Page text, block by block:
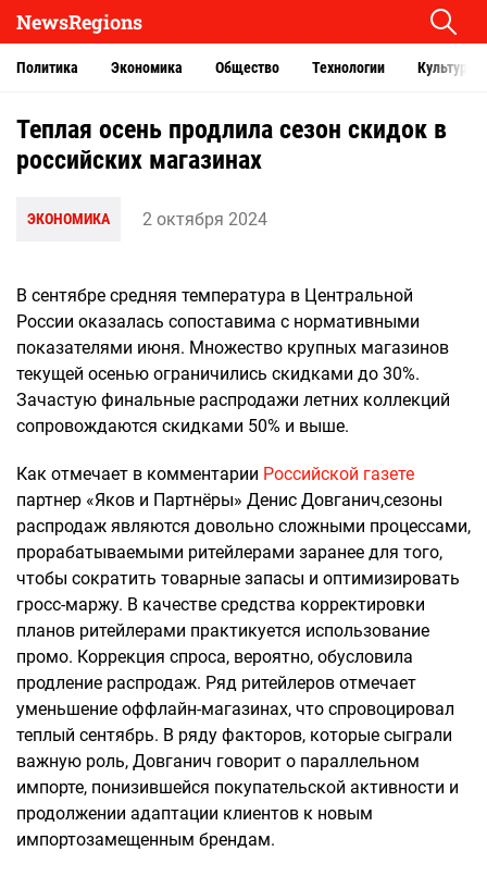
NewsRegions
Политика Экономика Общество Технологии Культура
Теплая осень продлила сезон скидок в
российских магазинах
ЭКОНОМИКА 2 октября 2024
В сентябре средняя температура в Центральной
России оказалась сопоставима с нормативными
показателями июня. Множество крупных магазинов
текущей осенью ограничились скидками до 30%.
Зачастую финальные распродажи летних коллекций
сопровождаются скидками 50% и выше.
Как отмечает в комментарии Российской газете
партнер «Яков и Партнёры» Денис Довганич,сезоны
распродаж являются довольно сложными процессами,
прорабатываемыми ритейлерами заранее для того,
чтобы сократить товарные запасы и оптимизировать
гросс-маржу. В качестве средства корректировки
планов ритейлерами практикуется использование
промо. Коррекция спроса, вероятно, обусловила
продление распродаж. Ряд ритейлеров отмечает
уменьшение оффлайн-магазинах, что спровоцировал
теплый сентябрь. В ряду факторов, которые сыграли
важную роль, Довганич говорит о параллельном
импорте, понизившейся покупательской активности и
продолжении адаптации клиентов к новым
импортозамещенным брендам.